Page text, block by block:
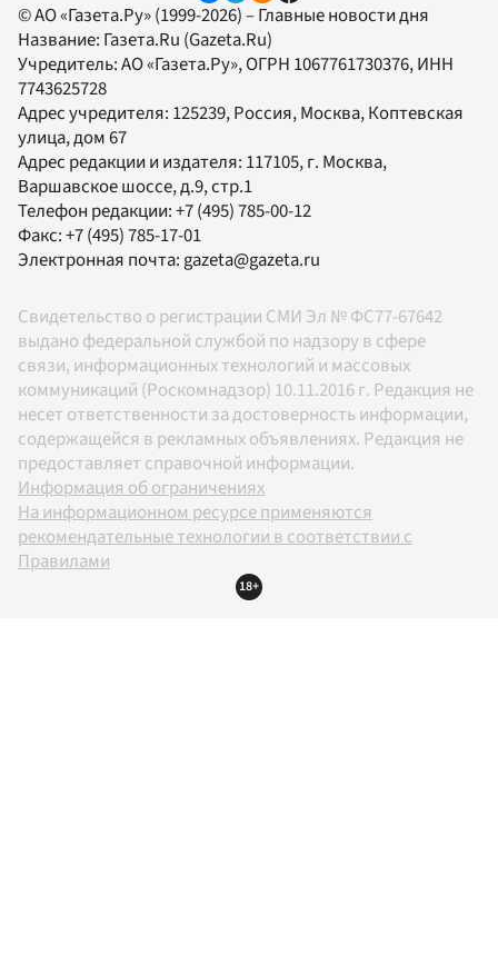
© АО «Газета.Ру» (1999-2026) – Главные новости дня
Название: Газета.Ru (Gazeta.Ru)
Учредитель:АО «Газета.Ру», ОГРН 1067761730376, ИНН
7743625728
Адрес учредителя: 125239, Россия, Москва, Коптевская
улица, дом 67
Адрес редакции и издателя: 117105, г. Москва,
Варшавское шоссе, д.9, стр.1
Телефон редакции:+7 (495) 785-00-12
Факс:+7 (495) 785-17-01
Электронная почта:gazeta@gazeta.ru
Свидетельство о регистрации СМИ Эл № ФС77-67642
выдано федеральной службой по надзору в сфере
связи, информационных технологий и массовых
коммуникаций (Роскомнадзор) 10.11.2016 г. Редакция не
несет ответственности за достоверность информации,
содержащейся в рекламных объявлениях. Редакция не
предоставляет справочной информации.
Информация об ограничениях
На информационном ресурсе применяются
рекомендательные технологии в соответствии с
Правилами
18+